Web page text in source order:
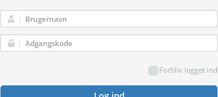
Brugernavn:
Adgangskode:
Forbliv logget ind